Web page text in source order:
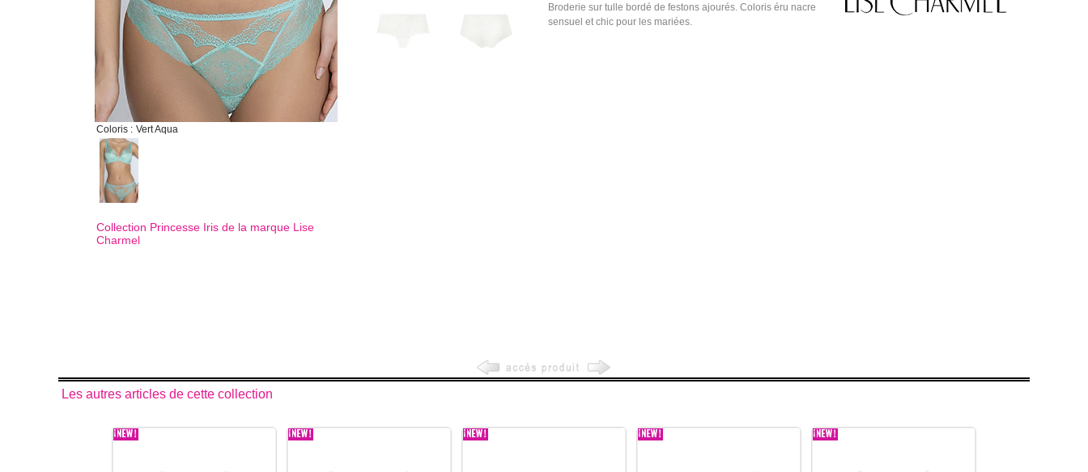
Coloris : Vert Aqua
Collection Princesse Iris de la marque Lise
Charmel
Broderie sur tulle bordé de festons ajourés. Coloris éru nacre
sensuel et chic pour les mariées.
Les autres articles de cette collection